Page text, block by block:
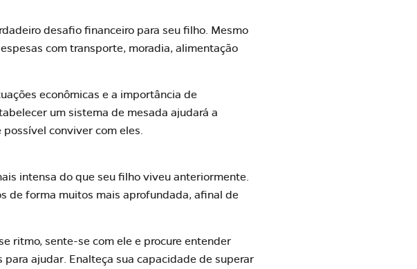
desafio financeiro para seu filho. Mesmo
com transporte, moradia, alimentação
econômicas e a importância de
um sistema de mesada ajudará a
conviver com eles.
intensa do que seu filho viveu anteriormente.
de forma muitos mais aprofundada, afinal de
ritmo, sente-se com ele e procure entender
ajudar. Enalteça sua capacidade de superar